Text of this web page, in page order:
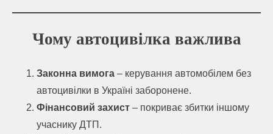
Чому автоцивілка важлива
Законна вимога – керування автомобілем без
автоцивілки в Україні заборонене.
Фінансовий захист – покриває збитки іншому
учаснику ДТП.